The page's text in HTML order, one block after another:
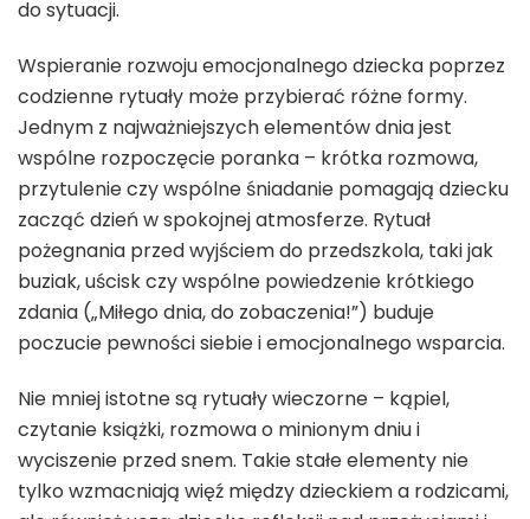
do sytuacji.
Wspieranie rozwoju emocjonalnego dziecka poprzez
codzienne rytuały może przybierać różne formy.
Jednym z najważniejszych elementów dnia jest
wspólne rozpoczęcie poranka – krótka rozmowa,
przytulenie czy wspólne śniadanie pomagają dziecku
zacząć dzień w spokojnej atmosferze. Rytuał
pożegnania przed wyjściem do przedszkola, taki jak
buziak, uścisk czy wspólne powiedzenie krótkiego
zdania („Miłego dnia, do zobaczenia!”) buduje
poczucie pewności siebie i emocjonalnego wsparcia.
Nie mniej istotne są rytuały wieczorne – kąpiel,
czytanie książki, rozmowa o minionym dniu i
wyciszenie przed snem. Takie stałe elementy nie
tylko wzmacniają więź między dzieckiem a rodzicami,